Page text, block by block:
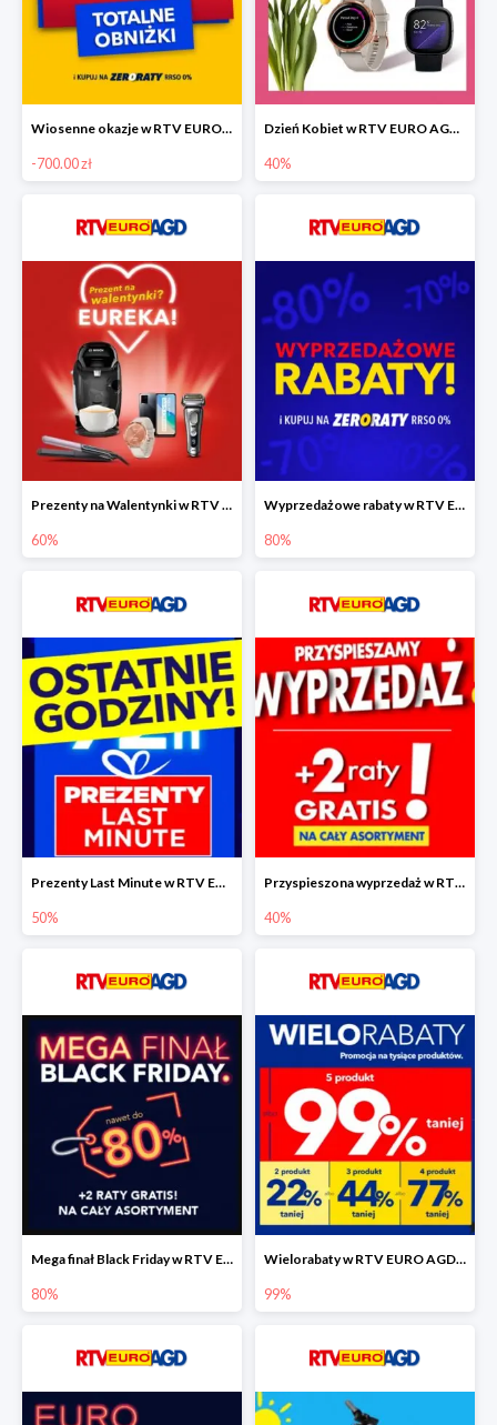
Wiosenne okazje w RTV EURO AGD do -700 zł
-700.00 zł
Dzień Kobiet w RTV EURO AGD do -40%
40%
Prezenty na Walentynki w RTV EURO AGD do -60%
60%
Wyprzedażowe rabaty w RTV EURO AGD do -80%
80%
Prezenty Last Minute w RTV EURO AGD do -50%
50%
Przyspieszona wyprzedaż w RTV EURO AGD do -40% - gwarancja dostawy przed Świętami
40%
Mega finał Black Friday w RTV EEURO AGD do -80%
80%
Wielorabaty w RTV EURO AGD do -99%
99%